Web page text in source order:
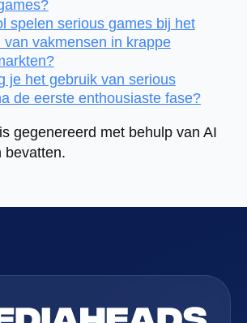
spelen serious games bij het
van vakmensen in krappe
je het gebruik van serious
de eerste enthousiaste fase?
gegenereerd met behulp van AI
bevatten.